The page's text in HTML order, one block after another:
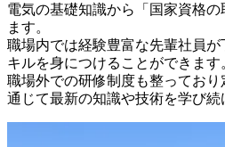
電気の基礎知識から「国家資格
ます。
職場内では経験豊富な先輩社員
キルを身につけることができます
職場外での研修制度も整ってお